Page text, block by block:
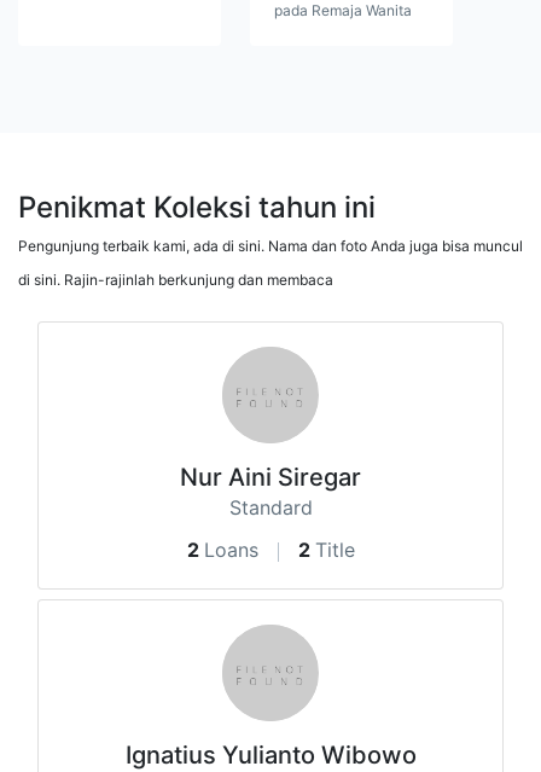
pada Remaja Wanita
Penikmat Koleksi tahun ini
Pengunjung terbaik kami, ada di sini. Nama dan foto Anda juga bisa muncul
di sini. Rajin-rajinlah berkunjung dan membaca
Nur Aini Siregar
Standard
2 Loans 2 Title
Ignatius Yulianto Wibowo